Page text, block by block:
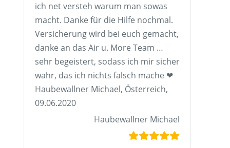
ich net versteh warum man sowas
macht. Danke für die Hilfe nochmal.
Versicherung wird bei euch gemacht,
danke an das Air u. More Team …
sehr begeistert, sodass ich mir sicher
wahr, das ich nichts falsch mache ❤
Haubewallner Michael, Österreich,
09.06.2020
Haubewallner Michael